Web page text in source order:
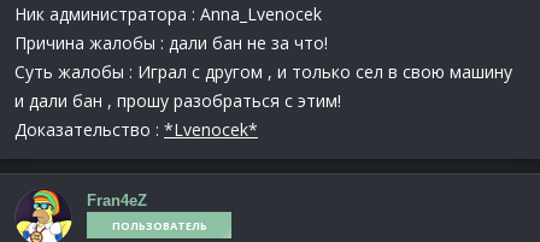
Ник администратора : Anna_Lvenocek
Причина жалобы : дали бан не за что!
Суть жалобы : Играл с другом , и только сел в свою машину
и дали бан , прошу разобраться с этим!
Доказательство : *Lvenocek*
Fran4eZ
ПОЛЬЗОВАТЕЛЬ